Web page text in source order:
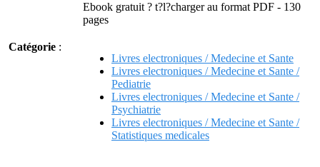
Ebook gratuit ? t?l?charger au format PDF - 130
pages
Catégorie :
Livres electroniques / Medecine et Sante
Livres electroniques / Medecine et Sante /
Pediatrie
Livres electroniques / Medecine et Sante /
Psychiatrie
Livres electroniques / Medecine et Sante /
Statistiques medicales